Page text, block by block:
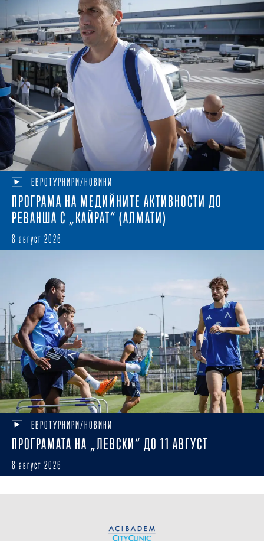
ЕВРОТУРНИРИ/НОВИНИ
ПРОГРАМА НА МЕДИЙНИТЕ АКТИВНОСТИ ДО
РЕВАНША С „КАЙРАТ“ (АЛМАТИ)
8 август 2026
ЕВРОТУРНИРИ/НОВИНИ
ПРОГРАМАТА НА „ЛЕВСКИ“ ДО 11 АВГУСТ
8 август 2026